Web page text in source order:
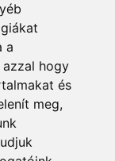
a
azzal hogy
és
meg,